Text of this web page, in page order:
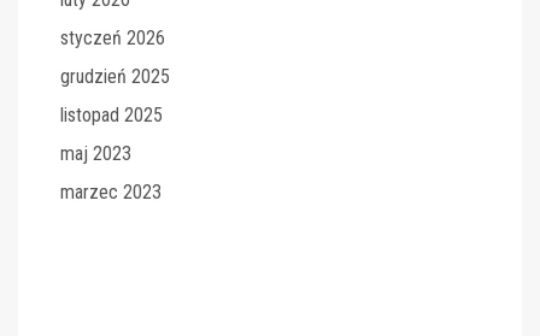
styczeń 2026
grudzień 2025
listopad 2025
maj 2023
marzec 2023